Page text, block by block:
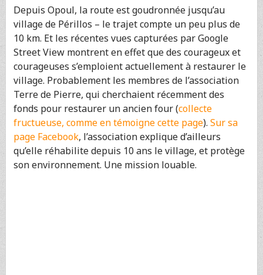
Depuis Opoul, la route est goudronnée jusqu’au
village de Périllos – le trajet compte un peu plus de
10 km. Et les récentes vues capturées par Google
Street View montrent en effet que des courageux et
courageuses s’emploient actuellement à restaurer le
village. Probablement les membres de l’association
Terre de Pierre, qui cherchaient récemment des
fonds pour restaurer un ancien four (collecte
fructueuse, comme en témoigne cette page). Sur sa
page Facebook, l’association explique d’ailleurs
qu’elle réhabilite depuis 10 ans le village, et protège
son environnement. Une mission louable.